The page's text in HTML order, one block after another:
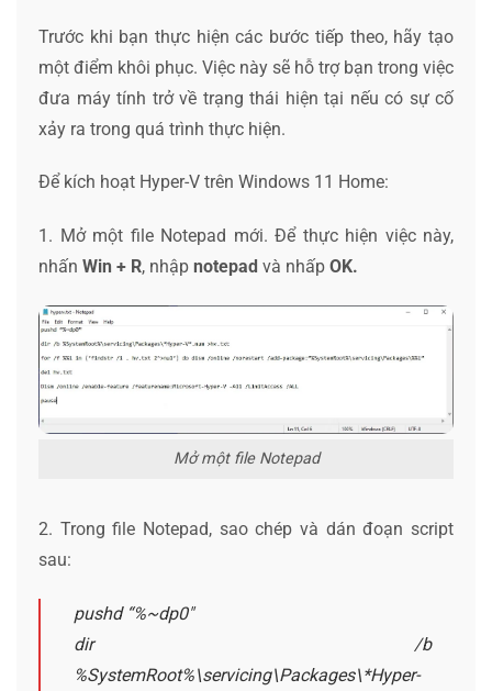
Trước khi bạn thực hiện các bước tiếp theo, hãy tạo
một điểm khôi phục. Việc này sẽ hỗ trợ bạn trong việc
đưa máy tính trở về trạng thái hiện tại nếu có sự cố
xảy ra trong quá trình thực hiện.
Để kích hoạt Hyper-V trên Windows 11 Home:
1. Mở một file Notepad mới. Để thực hiện việc này,
nhấn Win + R, nhập notepad và nhấp OK.
Mở một file Notepad
2. Trong file Notepad, sao chép và dán đoạn script
sau:
pushd “%~dp0″
dir /b
%SystemRoot%\servicing\Packages\*Hyper-